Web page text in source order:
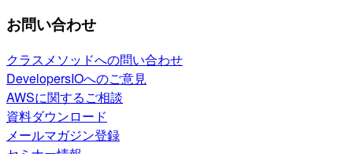
お問い合わせ
クラスメソッドへの問い合わせ
DevelopersIOへのご意見
AWSに関するご相談
資料ダウンロード
メールマガジン登録